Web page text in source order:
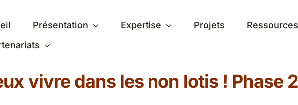
Présentation Expertise Projets
Ressources
vivre dans les non lotis ! Phase 2